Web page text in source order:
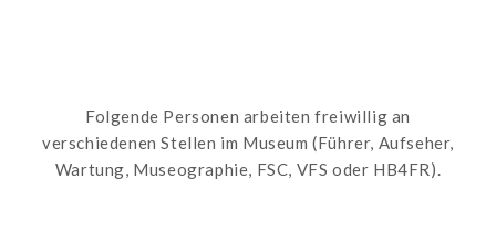
Folgende Personen arbeiten freiwillig an
verschiedenen Stellen im Museum (Führer, Aufseher,
Wartung, Museographie, FSC, VFS oder HB4FR).